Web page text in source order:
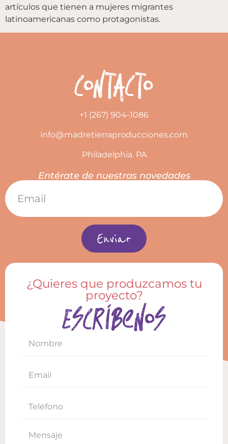
artículos que tienen a mujeres migrantes
latinoamericanas como protagonistas.
Contacto
+1 (267) 904-1086
info@madretierraproducciones.com
Philadelphia. PA
Entérate de nuestras novedades
Enviar
¿Quieres que produzcamos tu
proyecto?
Escríbenos